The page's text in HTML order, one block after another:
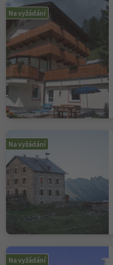
Na vyžádání
Na vyžádání
Na vyžádání